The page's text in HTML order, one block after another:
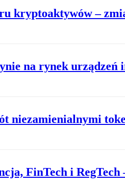
kryptoaktywów –
na rynek urządzeń
niezamienialnymi
FinTech i RegTech